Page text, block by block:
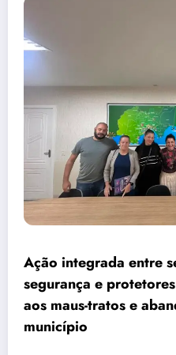
Ação integrada entre
segurança e
aos maus-tratos e
município